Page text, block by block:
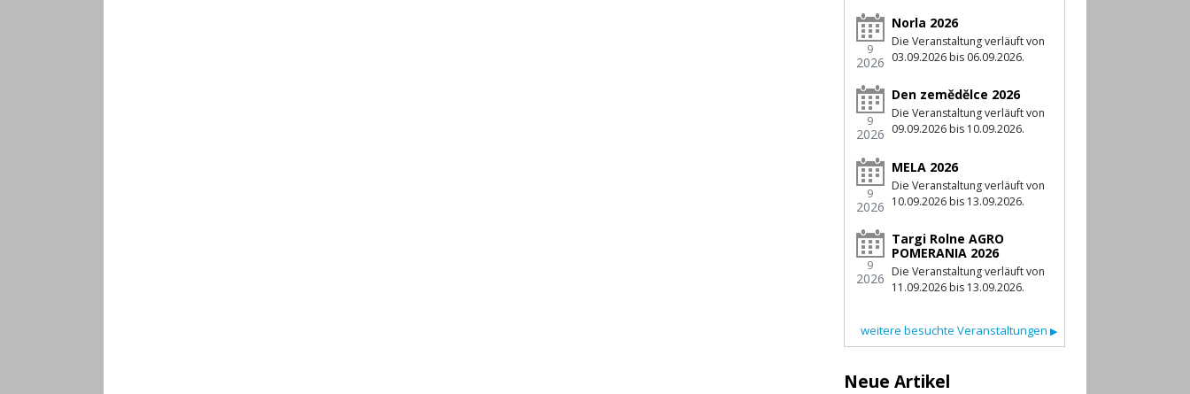
9
2026
Norla 2026
Die Veranstaltung verläuft von
03.09.2026 bis 06.09.2026.
9
2026
Den zemědělce 2026
Die Veranstaltung verläuft von
09.09.2026 bis 10.09.2026.
9
2026
MELA 2026
Die Veranstaltung verläuft von
10.09.2026 bis 13.09.2026.
9
2026
Targi Rolne AGRO
POMERANIA 2026
Die Veranstaltung verläuft von
11.09.2026 bis 13.09.2026.
weitere besuchte Veranstaltungen ▶
Neue Artikel